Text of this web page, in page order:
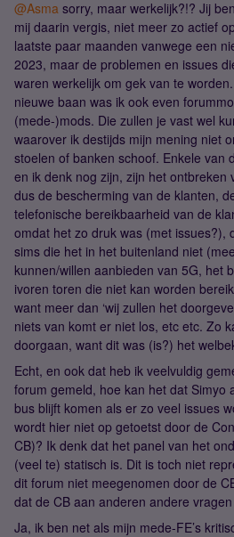
@Asma sorry, maar werkelijk?!? Jij
mij daarin vergis, niet meer zo actief
laatste paar maanden vanwege een
2023, maar de problemen en issues
waren werkelijk om gek van te
nieuwe baan was ik ook even
(mede-)mods. Die zullen je vast wel
waarover ik destijds mijn mening niet
stoelen of banken schoof. Enkele van
en ik denk nog zijn, zijn het ontbreken
dus de bescherming van de klanten,
telefonische bereikbaarheid van de
omdat het zo druk was (met issues?),
sims die het in het buitenland niet
kunnen/willen aanbieden van 5G, het
ivoren toren die niet kan worden
want meer dan ‘wij zullen het
niets van komt er niet los, etc etc. Zo
doorgaan, want dit was (is?) het
Echt, en ook dat heb ik veelvuldig
forum gemeld, hoe kan het dat Simyo
bus blijft komen als er zo veel issues
wordt hier niet op getoetst door de
CB)? Ik denk dat het panel van het
(veel te) statisch is. Dit is toch niet
dit forum niet meegenomen door de
dat de CB aan anderen andere
Ja, ik ben net als mijn mede-FE’s